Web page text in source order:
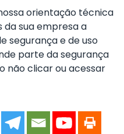
orientação técnica
da sua empresa a
segurança e de uso
parte da segurança
não clicar ou acessar